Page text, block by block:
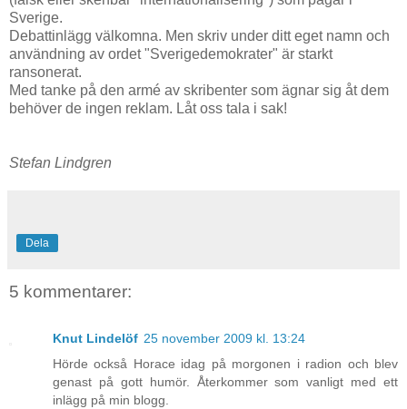
Sverige.
Debattinlägg välkomna. Men skriv under ditt eget namn och
användning av ordet "Sverigedemokrater" är starkt
ransonerat.
Med tanke på den armé av skribenter som ägnar sig åt dem
behöver de ingen reklam. Låt oss tala i sak!
Stefan Lindgren
Dela
5 kommentarer:
Knut Lindelöf 25 november 2009 kl. 13:24
Hörde också Horace idag på morgonen i radion och blev
genast på gott humör. Återkommer som vanligt med ett
inlägg på min blogg.